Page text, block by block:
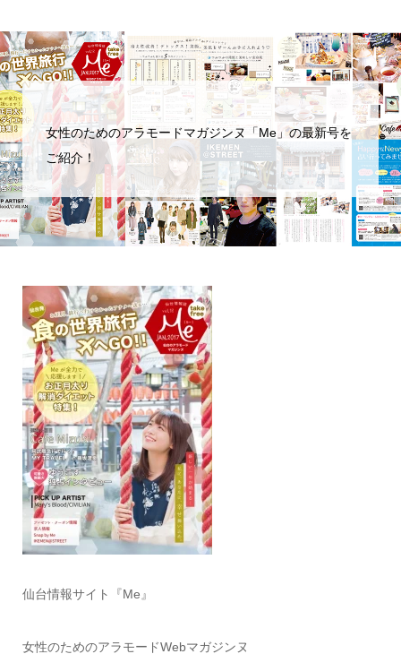
女性のためのアラモードマガジンヌ「Me」の最新号を
ご紹介！
仙台情報サイト『Me』
女性のためのアラモードWebマガジンヌ